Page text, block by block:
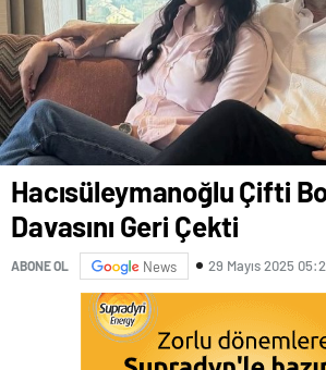
Hacısüleymanoğlu Çifti
Davasını Geri Çekti
ABONE OL News 29 Mayıs 2025